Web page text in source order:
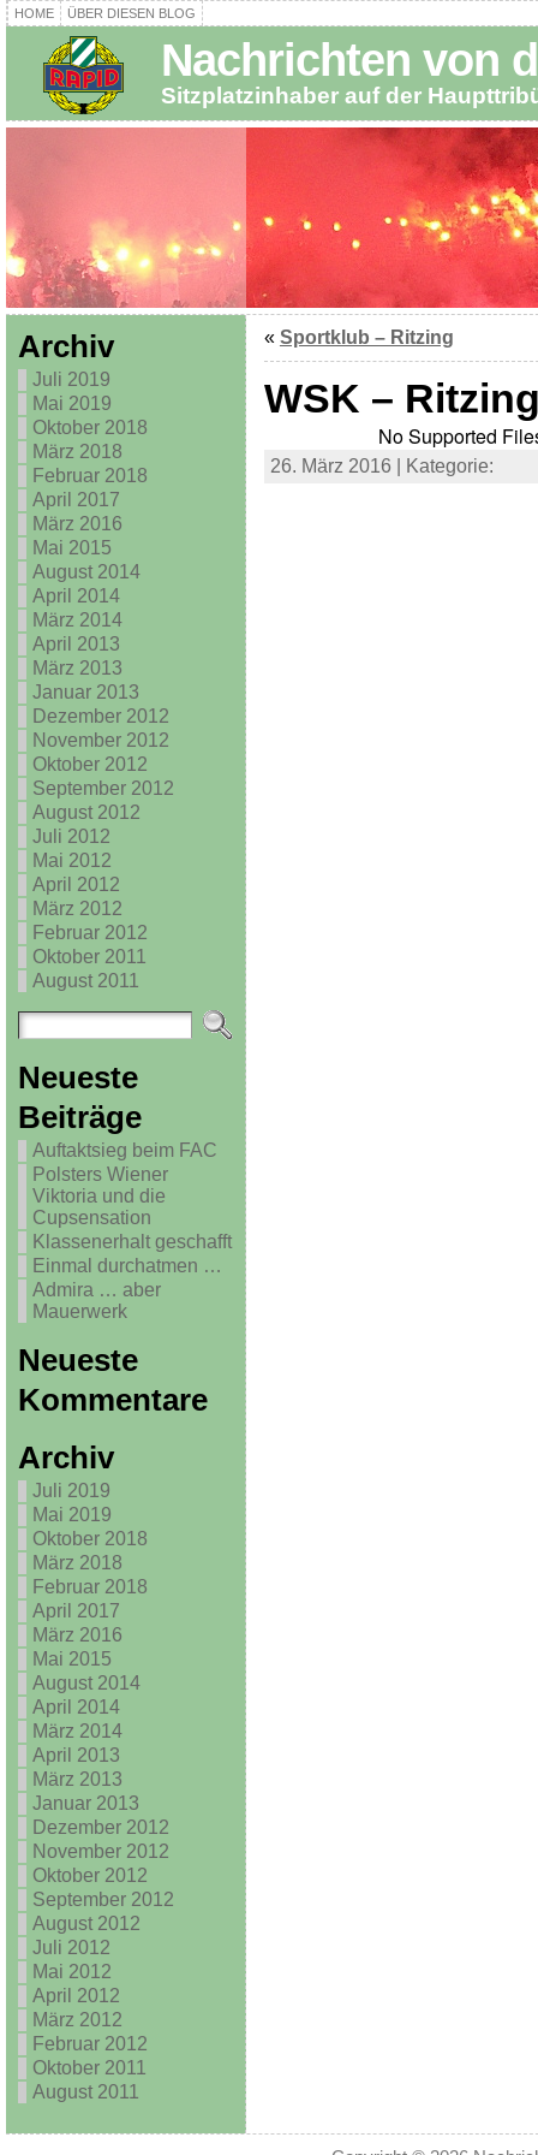
HOME ÜBER DIESEN BLOG
Nachrichten von
Sitzplatzinhaber auf der
Archiv
Juli 2019
Mai 2019
Oktober 2018
März 2018
Februar 2018
April 2017
März 2016
Mai 2015
August 2014
April 2014
März 2014
April 2013
März 2013
Januar 2013
Dezember 2012
November 2012
Oktober 2012
September 2012
August 2012
Juli 2012
Mai 2012
April 2012
März 2012
Februar 2012
Oktober 2011
August 2011
Neueste
Beiträge
Auftaktsieg beim FAC
Polsters Wiener
Viktoria und die
Cupsensation
Klassenerhalt geschafft
Einmal durchatmen …
Admira … aber
Mauerwerk
Neueste
Kommentare
Archiv
Juli 2019
Mai 2019
Oktober 2018
März 2018
Februar 2018
April 2017
März 2016
Mai 2015
August 2014
April 2014
März 2014
April 2013
März 2013
Januar 2013
Dezember 2012
November 2012
Oktober 2012
September 2012
August 2012
Juli 2012
Mai 2012
April 2012
März 2012
Februar 2012
Oktober 2011
August 2011
« Sportklub – Ritzing
WSK –
No Supported
26. März 2016 | Kategorie: